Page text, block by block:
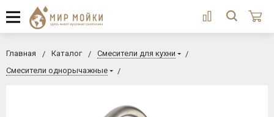
Главная Каталог
Смесители для кухни
Смесители однорычажные